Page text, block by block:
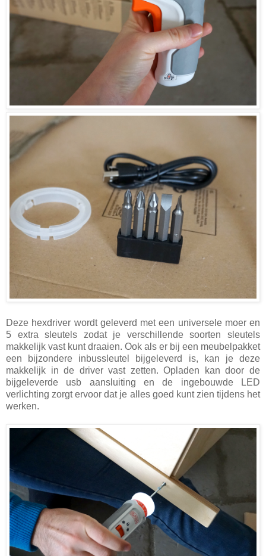
Deze hexdriver wordt geleverd met een universele moer en
5 extra sleutels zodat je verschillende soorten sleutels
makkelijk vast kunt draaien. Ook als er bij een meubelpakket
een bijzondere inbussleutel bijgeleverd is, kan je deze
makkelijk in de driver vast zetten. Opladen kan door de
bijgeleverde usb aansluiting en de ingebouwde LED
verlichting zorgt ervoor dat je alles goed kunt zien tijdens het
werken.